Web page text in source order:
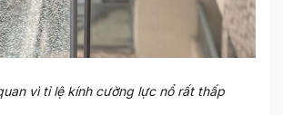
vì tỉ lệ kính cường lực nổ rất thấp